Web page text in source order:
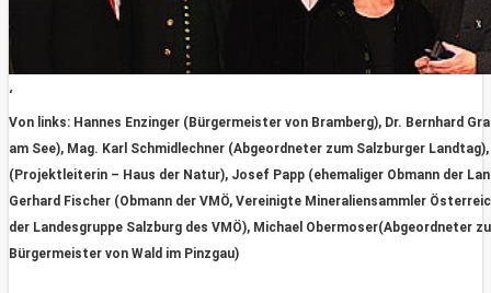
‘
Von links: Hannes Enzinger (Bürgermeister von Bramberg), Dr. Bernhard
am See), Mag. Karl Schmidlechner (Abgeordneter zum Salzburger Landtag),
(Projektleiterin – Haus der Natur), Josef Papp (ehemaliger Obmann der
Gerhard Fischer (Obmann der VMÖ, Vereinigte Mineraliensammler
der Landesgruppe Salzburg des VMÖ), Michael Obermoser(Abgeordneter
Bürgermeister von Wald im Pinzgau)